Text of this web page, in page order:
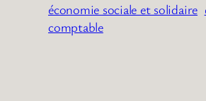
économie sociale et solidaire
comptable